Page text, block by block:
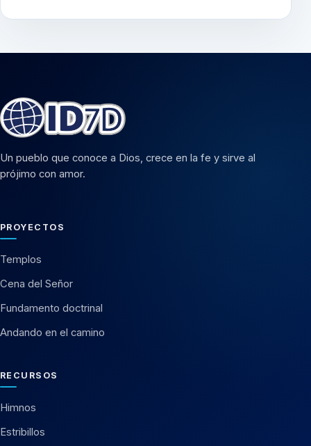
Un pueblo que conoce a Dios, crece en la fe y sirve al
prójimo con amor.
PROYECTOS
Templos
Cena del Señor
Fundamento doctrinal
Andando en el camino
RECURSOS
Himnos
Estribillos